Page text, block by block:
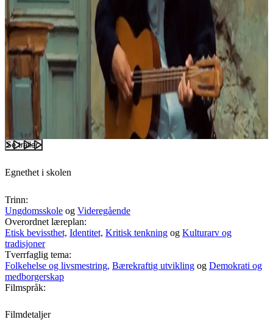
Se trailer
Egnethet i skolen
Trinn:
Ungdomsskole og Videregående
Overordnet læreplan:
Etisk bevissthet, Identitet, Kritisk tenkning og Kulturarv og
tradisjoner
Tverrfaglig tema:
Folkehelse og livsmestring, Bærekraftig utvikling og Demokrati og
medborgerskap
Filmspråk:
Filmdetaljer